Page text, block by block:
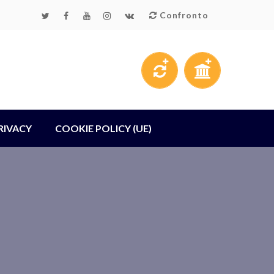
Confronto
COOKIE POLICY (UE)